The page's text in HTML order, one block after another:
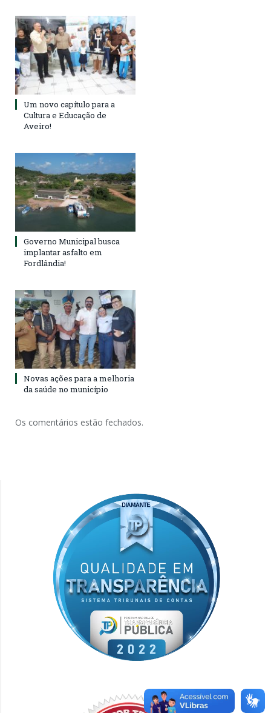
Um novo capítulo para a
Cultura e Educação de
Aveiro!
Governo Municipal busca
implantar asfalto em
Fordlândia!
Novas ações para a melhoria
da saúde no município
Os comentários estão fechados.